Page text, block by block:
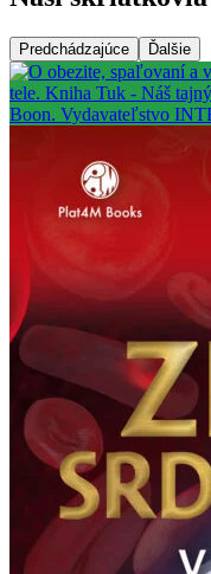
Predchádzajúce Ďalšie